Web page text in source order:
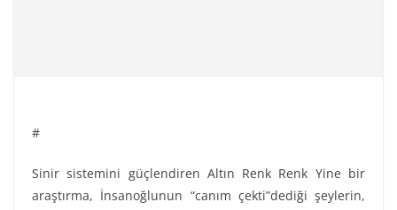
#
Sinir sistemini güçlendiren Altın Renk Renk Yine bir
araştırma, İnsanoğlunun “canım çekti”dediği şeylerin,